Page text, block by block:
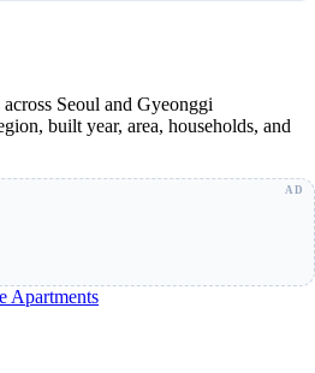
Seoul and Gyeonggi
built year, area, households, and
Apartments